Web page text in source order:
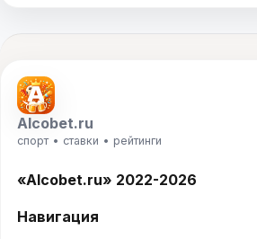
Alcobet.ru
спорт • ставки • рейтинги
«Alcobet.ru» 2022-2026
Навигация